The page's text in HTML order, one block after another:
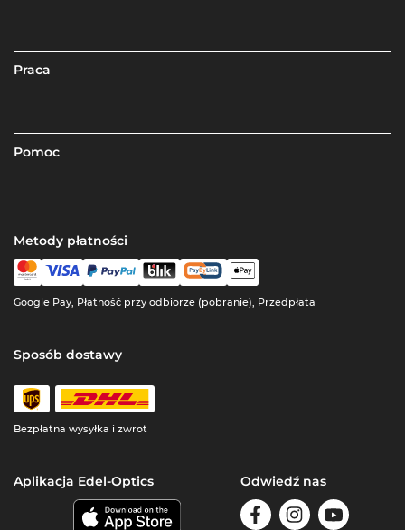
Praca
Pomoc
Metody płatności
Google Pay, Płatność przy odbiorze (pobranie), Przedpłata
Sposób dostawy
Bezpłatna wysyłka i zwrot
Aplikacja Edel-Optics Odwiedź nas